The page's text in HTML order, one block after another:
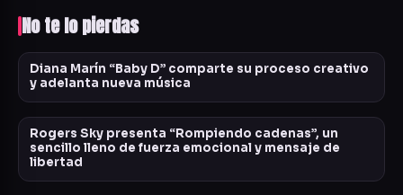
No te lo pierdas
Diana Marín “Baby D” comparte su proceso creativo
y adelanta nueva música
Rogers Sky presenta “Rompiendo cadenas”, un
sencillo lleno de fuerza emocional y mensaje de
libertad